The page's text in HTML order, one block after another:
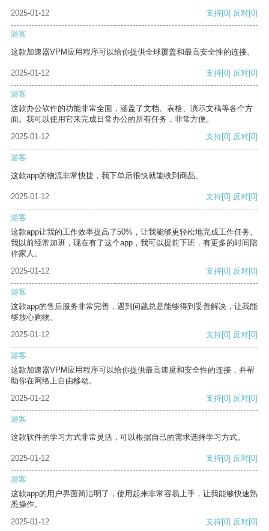
2025-01-12 支持[0] 反对[0]
游客
这款加速器VPM应用程序可以给你提供全球覆盖和最高安全性的连接。
2025-01-12 支持[0] 反对[0]
游客
这款办公软件的功能非常全面，涵盖了文档、表格、演示文稿等各个方
面。我可以使用它来完成日常办公的所有任务，非常方便。
2025-01-12
支持[0] 反对[0]
游客
这款app的物流非常快捷，我下单后很快就能收到商品。
2025-01-12 支持[0] 反对[0]
游客
这款app让我的工作效率提高了50%，让我能够更轻松地完成工作任务。
我以前经常加班，现在有了这个app，我可以提前下班，有更多的时间陪
伴家人。
2025-01-12
支持[0] 反对[0]
游客
这款app的售后服务非常完善，遇到问题总是能够得到妥善解决，让我能
够放心购物。
2025-01-12
支持[0] 反对[0]
游客
这款加速器VPM应用程序可以给你提供最高速度和安全性的连接，并帮
助你在网络上自由移动。
2025-01-12
支持[0] 反对[0]
游客
这款软件的学习方式非常灵活，可以根据自己的需求选择学习方式。
2025-01-12 支持[0] 反对[0]
游客
这款app的用户界面简洁明了，使用起来非常容易上手，让我能够快速熟
悉操作。
2025-01-12
支持[0] 反对[0]